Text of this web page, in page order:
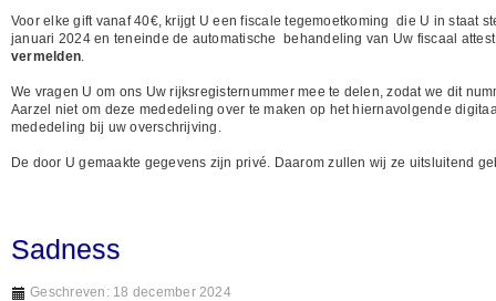
Voor elke gift vanaf 40€, krijgt U een fiscale tegemoetkoming die U in staat
januari 2024 en teneinde de automatische behandeling van Uw fiscaal
vermelden
We vragen U om ons Uw rijksregisternummer mee te delen, zodat we dit
Aarzel niet om deze mededeling over te maken op het hiernavolgende
mededeling bij uw overschrijving.
De door U gemaakte gegevens zijn privé. Daarom zullen wij ze uitsluitend
Sadness
Geschreven: 18 december 2024